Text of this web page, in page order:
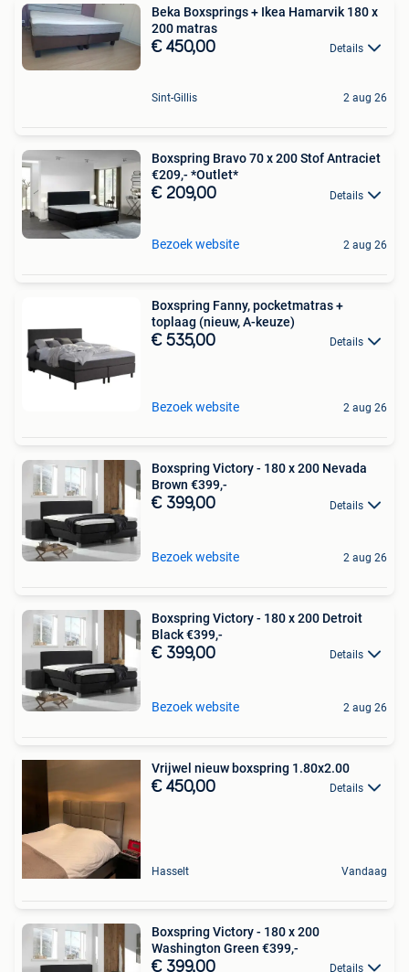
Beka Boxsprings + Ikea Hamarvik 180 x
200 matras
€ 450,00 Details
Sint-Gillis 2 aug 26
Boxspring Bravo 70 x 200 Stof Antraciet
€209,- *Outlet*
€ 209,00 Details
Bezoek website 2 aug 26
Boxspring Fanny, pocketmatras +
toplaag (nieuw, A-keuze)
€ 535,00 Details
Bezoek website 2 aug 26
Boxspring Victory - 180 x 200 Nevada
Brown €399,-
€ 399,00 Details
Bezoek website 2 aug 26
Boxspring Victory - 180 x 200 Detroit
Black €399,-
€ 399,00 Details
Bezoek website 2 aug 26
Vrijwel nieuw boxspring 1.80x2.00
€ 450,00 Details
Hasselt Vandaag
Boxspring Victory - 180 x 200
Washington Green €399,-
€ 399,00 Details